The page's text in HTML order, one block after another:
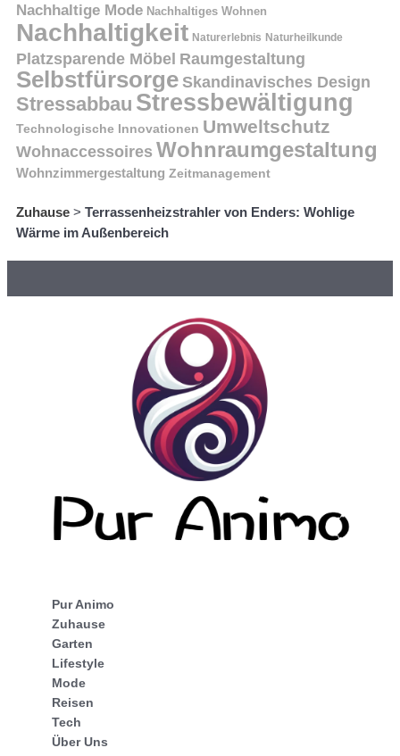
Nachhaltige Mode Nachhaltiges Wohnen
Nachhaltigkeit Naturerlebnis Naturheilkunde
Platzsparende Möbel Raumgestaltung
Selbstfürsorge Skandinavisches Design
Stressabbau Stressbewältigung
Technologische Innovationen Umweltschutz
Wohnaccessoires Wohnraumgestaltung
Wohnzimmergestaltung Zeitmanagement
Zuhause > Terrassenheizstrahler von Enders: Wohlige
Wärme im Außenbereich
Pur Animo
Zuhause
Garten
Lifestyle
Mode
Reisen
Tech
Über Uns